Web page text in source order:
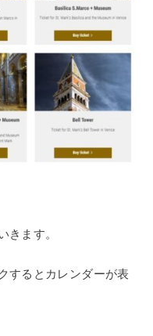
きます。
するとカレンダーが表